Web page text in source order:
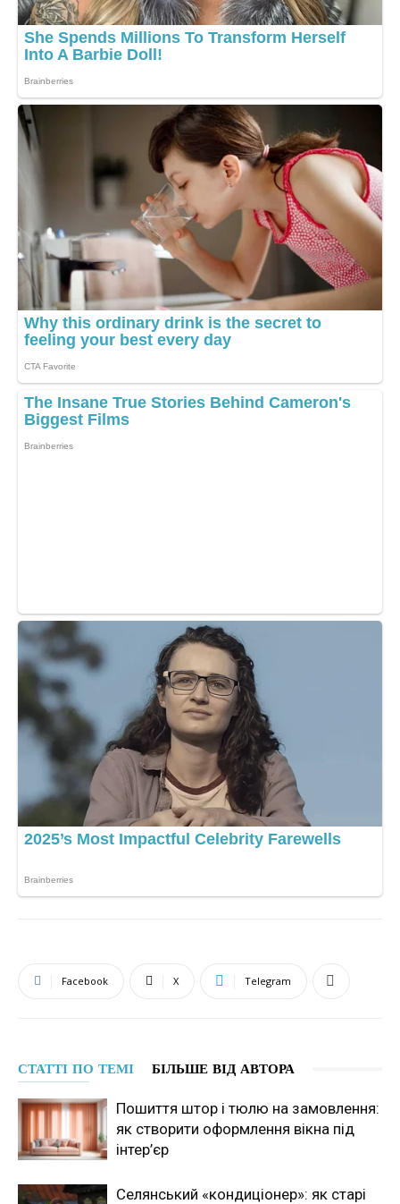
Facebook X Telegram
СТАТТІ ПО ТЕМІ БІЛЬШЕ ВІД АВТОРА
Пошиття штор і тюлю на замовлення:
як створити оформлення вікна під
інтер’єр
Селянський «кондиціонер»: як старі